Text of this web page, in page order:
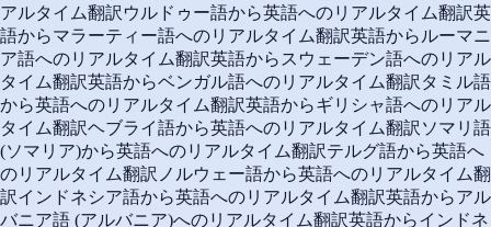
アルタイム翻訳 ウルドゥー語から英語へのリアルタイム翻訳英
語からマラーティー語へのリアルタイム翻訳英語からルーマニ
ア語へのリアルタイム翻訳英語からスウェーデン語へのリアル
タイム翻訳英語からベンガル語へのリアルタイム翻訳 タミル語
から英語へのリアルタイム翻訳英語からギリシャ語へのリアル
タイム翻訳ヘブライ語から英語へのリアルタイム翻訳 ソマリ語
(ソマリア)から英語へのリアルタイム翻訳テルグ語から英語へ
のリアルタイム翻訳 ノルウェー語から英語へのリアルタイム翻
訳インドネシア語から英語へのリアルタイム翻訳英語からアル
バニア語 (アルバニア)へのリアルタイム翻訳英語からインドネ